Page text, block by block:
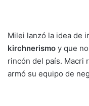
Milei lanzó la idea de
kirchnerismo y que
rincón del país. Macri
armó su equipo de